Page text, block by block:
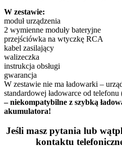
W zestawie:
moduł urządzenia
2 wymienne moduły bateryjne
przejściówka na wtyczkę RCA
kabel zasilający
walizeczka
instrukcja obsługi
gwarancja
W zestawie nie ma ładowarki –
standardowej ładowarce od
– niekompatybilne z szybką
akumulatora!
Jeśli masz pytania lub
kontaktu